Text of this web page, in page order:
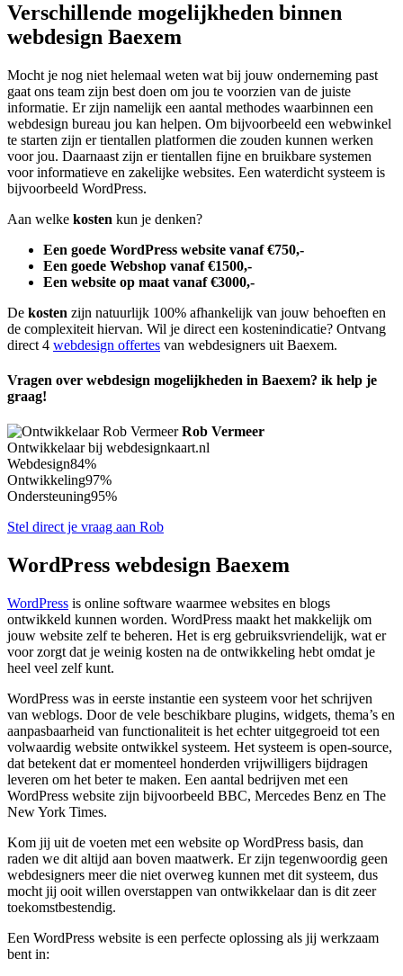
Verschillende mogelijkheden binnen
webdesign Baexem
Mocht je nog niet helemaal weten wat bij jouw onderneming past
gaat ons team zijn best doen om jou te voorzien van de juiste
informatie. Er zijn namelijk een aantal methodes waarbinnen een
webdesign bureau jou kan helpen. Om bijvoorbeeld een webwinkel
te starten zijn er tientallen platformen die zouden kunnen werken
voor jou. Daarnaast zijn er tientallen fijne en bruikbare systemen
voor informatieve en zakelijke websites. Een waterdicht systeem is
bijvoorbeeld WordPress.
Aan welke kosten kun je denken?
Een goede WordPress website vanaf €750,-
Een goede Webshop vanaf €1500,-
Een website op maat vanaf €3000,-
De kosten zijn natuurlijk 100% afhankelijk van jouw behoeften en
de complexiteit hiervan. Wil je direct een kostenindicatie? Ontvang
direct 4 webdesign offertes van webdesigners uit Baexem.
Vragen over webdesign mogelijkheden in Baexem? ik help je
graag!
Rob Vermeer
Ontwikkelaar bij webdesignkaart.nl
Webdesign84%
Ontwikkeling97%
Ondersteuning95%
Stel direct je vraag aan Rob
WordPress webdesign Baexem
WordPress is online software waarmee websites en blogs
ontwikkeld kunnen worden. WordPress maakt het makkelijk om
jouw website zelf te beheren. Het is erg gebruiksvriendelijk, wat er
voor zorgt dat je weinig kosten na de ontwikkeling hebt omdat je
heel veel zelf kunt.
WordPress was in eerste instantie een systeem voor het schrijven
van weblogs. Door de vele beschikbare plugins, widgets, thema’s en
aanpasbaarheid van functionaliteit is het echter uitgegroeid tot een
volwaardig website ontwikkel systeem. Het systeem is open-source,
dat betekent dat er momenteel honderden vrijwilligers bijdragen
leveren om het beter te maken. Een aantal bedrijven met een
WordPress website zijn bijvoorbeeld BBC, Mercedes Benz en The
New York Times.
Kom jij uit de voeten met een website op WordPress basis, dan
raden we dit altijd aan boven maatwerk. Er zijn tegenwoordig geen
webdesigners meer die niet overweg kunnen met dit systeem, dus
mocht jij ooit willen overstappen van ontwikkelaar dan is dit zeer
toekomstbestendig.
Een WordPress website is een perfecte oplossing als jij werkzaam
bent in: